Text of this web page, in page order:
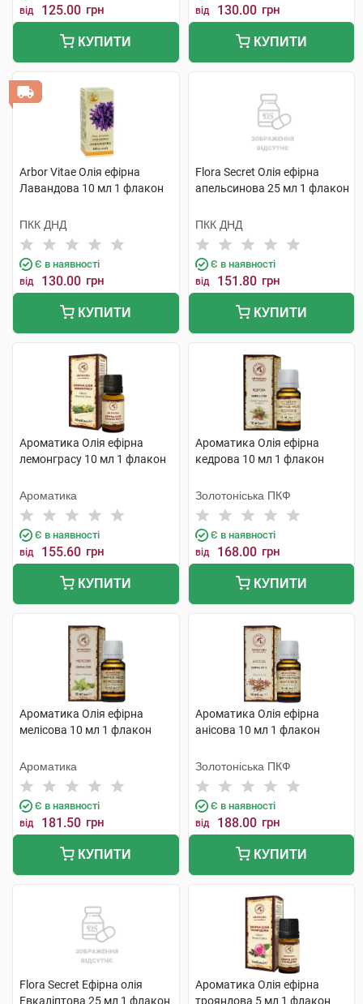
від 125.00 грн
КУПИТИ
від 130.00 грн
КУПИТИ
Arbor Vitae Олія ефірна
Лавандова 10 мл 1 флакон
ПКК ДНД
Є в наявності
від 130.00 грн
КУПИТИ
Flora Secret Олія ефірна
апельсинова 25 мл 1 флакон
ПКК ДНД
Є в наявності
від 151.80 грн
КУПИТИ
Ароматика Олія ефірна
лемонграсу 10 мл 1 флакон
Ароматика
Є в наявності
від 155.60 грн
КУПИТИ
Ароматика Олія ефірна
кедрова 10 мл 1 флакон
Золотоніська ПКФ
Є в наявності
від 168.00 грн
КУПИТИ
Ароматика Олія ефірна
мелісова 10 мл 1 флакон
Ароматика
Є в наявності
від 181.50 грн
КУПИТИ
Ароматика Олія ефірна
анісова 10 мл 1 флакон
Золотоніська ПКФ
Є в наявності
від 188.00 грн
КУПИТИ
Flora Secret Ефірна олія
Евкаліптова 25 мл 1 флакон
Ароматика Олія ефірна
трояндова 5 мл 1 флакон